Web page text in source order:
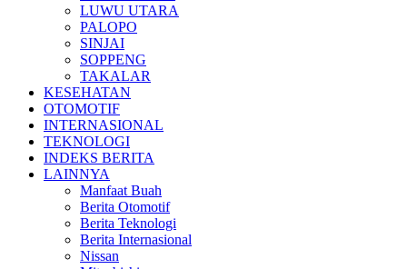
LUWU UTARA
PALOPO
SINJAI
SOPPENG
TAKALAR
KESEHATAN
OTOMOTIF
INTERNASIONAL
TEKNOLOGI
INDEKS BERITA
LAINNYA
Manfaat Buah
Berita Otomotif
Berita Teknologi
Berita Internasional
Nissan